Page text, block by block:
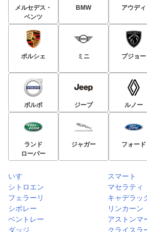
メルセデス・
ベンツ
BMW アウディ
ポルシェ ミニ プジョー
ボルボ ジープ ルノー
ランド
ローバー
ジャガー フォード
いすゞ
スマート
シトロエン
マセラティ
フェラーリ
キャデラッ
シボレー
リンカーン
ベントレー
アストンマ
ダッジ
クライスラ